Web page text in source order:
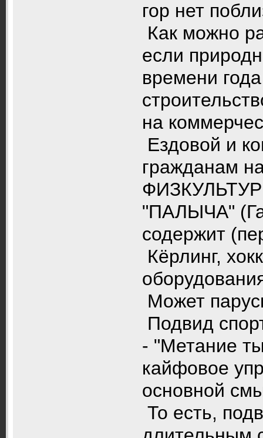
гор нет
Как можно
если
времени
на
Ездовой и
гражданам
"ПАЛЫЧА"
содержит
Кёрлинг,
Может
Подвид
- "Метание
кайфовое
основной
То есть,